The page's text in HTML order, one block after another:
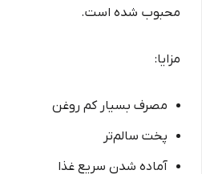
محبوب شده است.
مزایا:
مصرف بسیار کم روغن
پخت سالم‌تر
آماده شدن سریع غذا